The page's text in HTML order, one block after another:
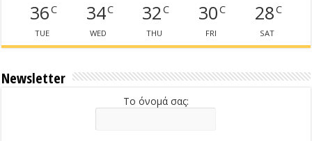
36C
TUE
34C
WED
32C
THU
30C
FRI
28C
SAT
Newsletter
Το όνομά σας: